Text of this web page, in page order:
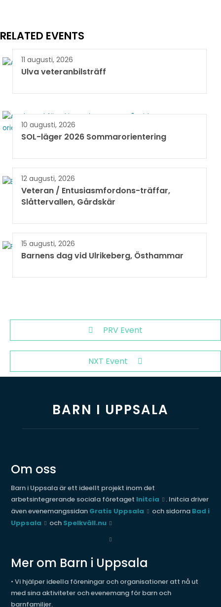
RELATED EVENTS
11 augusti, 2026
Ulva veteranbilsträff
10 augusti, 2026
SOL-läger 2026 Sommarorientering
12 augusti, 2026
Veteran / Entusiasmfordons-träffar,
Slåttervallen, Gårdskär
15 augusti, 2026
Barnens dag vid Ulrikeberg, Östhammar
PRV Event
NXT Event
BARN I UPPSALA
Om oss
Barn i Uppsala är ett ideellt projekt inom det
arbetsintegrerande sociala företaget Initcia
. Initcia driver
även evenemangssidan Gratis Uppsala och sidorna Bad i
Uppsala
och Spelkväll.nu
Mer om Barn i Uppsala
• Vi hjälper ideella föreningar och organisationer att nå ut
med sina aktiviteter och evenemang för barn och
barnfamiljer.